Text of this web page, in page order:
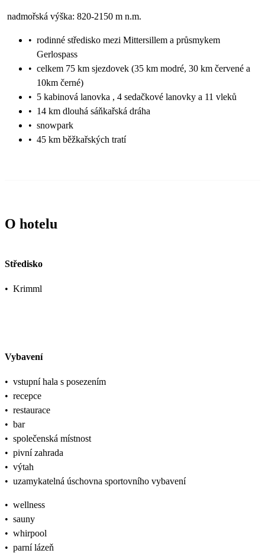
nadmořská výška: 820-2150 m n.m.
• rodinné středisko mezi Mittersillem a průsmykem
Gerlospass
• celkem 75 km sjezdovek (35 km modré, 30 km červené a
10km černé)
• 5 kabinová lanovka , 4 sedačkové lanovky a 11 vleků
• 14 km dlouhá sáňkařská dráha
• snowpark
• 45 km běžkařských tratí
O hotelu
Středisko
• Krimml
Vybavení
• vstupní hala s posezením
• recepce
• restaurace
• bar
• společenská místnost
• pivní zahrada
• výtah
• uzamykatelná úschovna sportovního vybavení
• wellness
• sauny
• whirpool
• parní lázeň